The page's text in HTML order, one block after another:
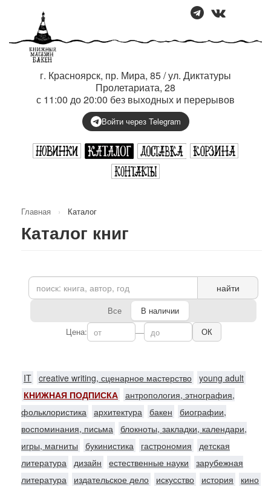
г. Красноярск, пр. Мира, 85 / ул. Диктатуры
Пролетариата, 28
с 11:00 до 20:00 без выходных и перерывов
Войти через Telegram
Главная › Каталог
Каталог книг
найти
Все
В наличии
Цена:
— ОК
IT creative writing, сценарное мастерство young adult
КНИЖНАЯ ПОДПИСКА антропология, этнография,
фольклористика архитектура бакен
биографии,
воспоминания, письма блокноты, закладки, календари,
игры, магниты
букинистика гастрономия
детская
литература дизайн естественные науки
зарубежная
литература
издательское дело искусство история
кино